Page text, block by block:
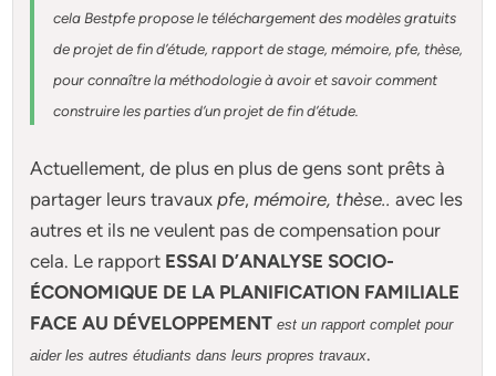
cela Bestpfepropose le téléchargement des modèles gratuits
de projet de fin d’étude, rapport de stage, mémoire, pfe, thèse,
pour connaître la méthodologie à avoir et savoir comment
construire les parties d’un projet de fin d’étude
Actuellement, de plus en plus de gens sont prêts à
partager leurs travauxpfe,mémoire, thèse.. avec les
autres et ils ne veulent pas de compensation pour
cela. Le rapport ESSAI D’ANALYSE SOCIO-
ÉCONOMIQUE DE LA PLANIFICATION FAMILIALE
FACE AU DÉVELOPPEMENT est un rapport complet pour
aider les autres étudiants dans leurs propres travaux.